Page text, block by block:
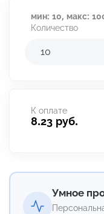
мин: 10, макс:
Количество
К оплате
8.23 руб.
Умное